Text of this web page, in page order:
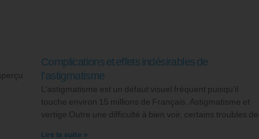
Complications et effets indésirables de
l’astigmatisme
L’astigmatisme est un défaut visuel fréquent puisqu’il
touche environ 15 millions de Français. Astigmatisme et
vertige Outre une difficulté à bien voir, certains troubles de
Lire la suite »